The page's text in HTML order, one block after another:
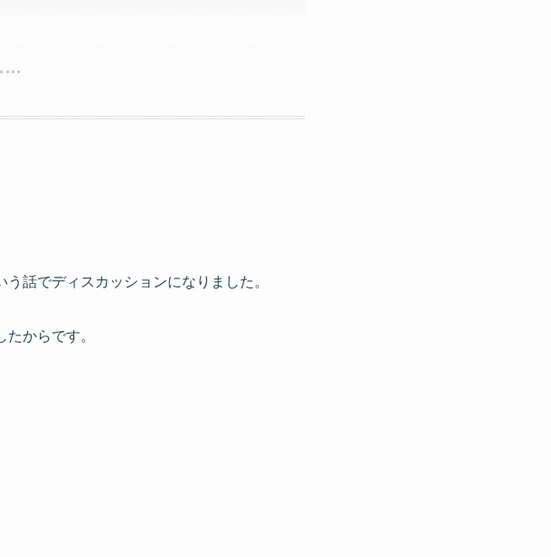
話でディスカッションになりました。
からです。